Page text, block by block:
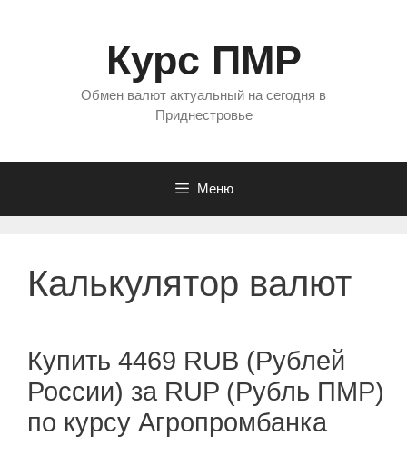
Курс ПМР
Обмен валют актуальный на сегодня в
Приднестровье
Меню
Калькулятор валют
Купить 4469 RUB (Рублей
России) за RUP (Рубль ПМР)
по курсу Агропромбанка